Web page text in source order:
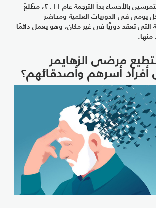
من المترجمين المتمرسين بالأحساء بدأ الترجمة عام ٢٠١١، مطّلعٌ
الدوريات العلمية ومحاضر
دوريًّا في غير مكان، وهو يعمل دائمًا
مرضى الزهايمر
أسرهم وأصدقائهم؟